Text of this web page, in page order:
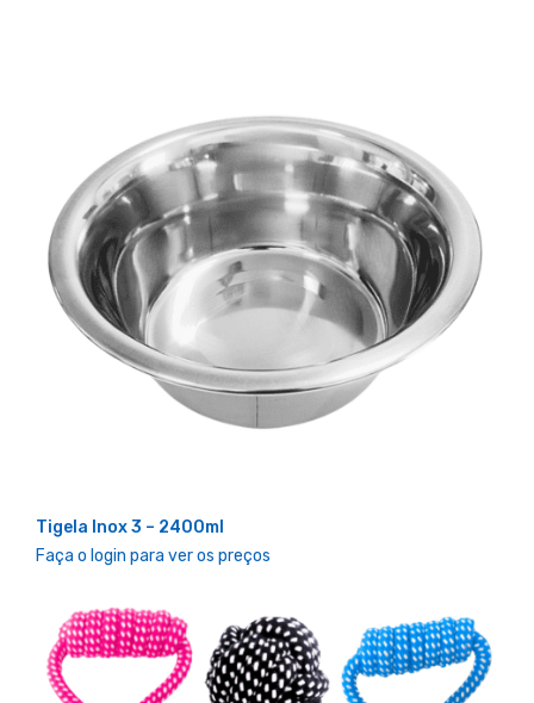
Tigela Inox 3 – 2400ml
Faça o login para ver os preços